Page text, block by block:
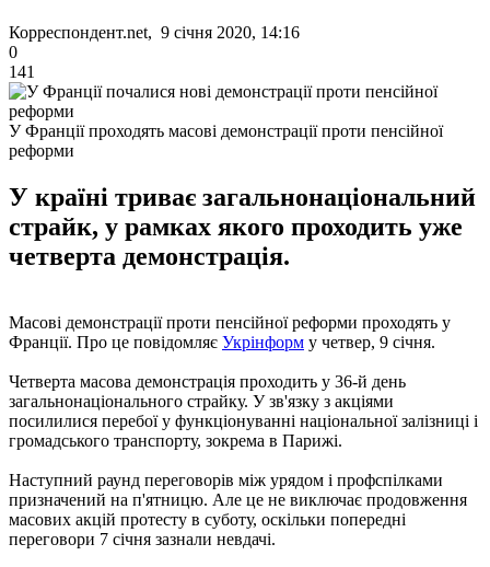
Корреспондент.net, 9 січня 2020, 14:16
0
141
У Франції проходять масові демонстрації проти пенсійної
реформи
У країні триває загальнонаціональний
страйк, у рамках якого проходить уже
четверта демонстрація.
Масові демонстрації проти пенсійної реформи проходять у
Франції. Про це повідомляє Укрінформ у четвер, 9 січня.
Четверта масова демонстрація проходить у 36-й день
загальнонаціонального страйку. У зв'язку з акціями
посилилися перебої у функціонуванні національної залізниці і
громадського транспорту, зокрема в Парижі.
Наступний раунд переговорів між урядом і профспілками
призначений на п'ятницю. Але це не виключає продовження
масових акцій протесту в суботу, оскільки попередні
переговори 7 січня зазнали невдачі.